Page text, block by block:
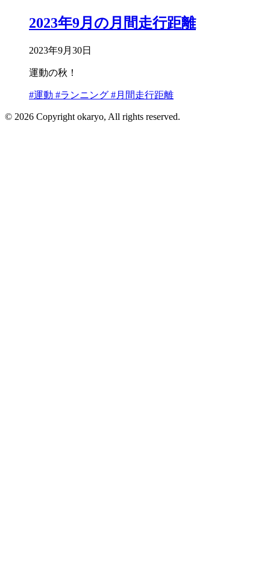
2023年9月の月間走行距離
2023年9月30日
運動の秋！
#運動 #ランニング #月間走行距離
© 2026 Copyright okaryo, All rights reserved.